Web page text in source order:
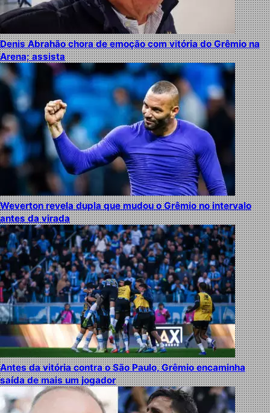
Denis Abrahão chora de emoção com vitória do Grêmio na
Arena; assista
Weverton revela dupla que mudou o Grêmio no intervalo
antes da virada
Antes da vitória contra o São Paulo, Grêmio encaminha
saída de mais um jogador